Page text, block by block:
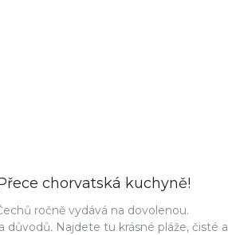
chorvatská kuchyně!
ročně vydává na dovolenou.
Najdete tu krásné pláže, čisté a